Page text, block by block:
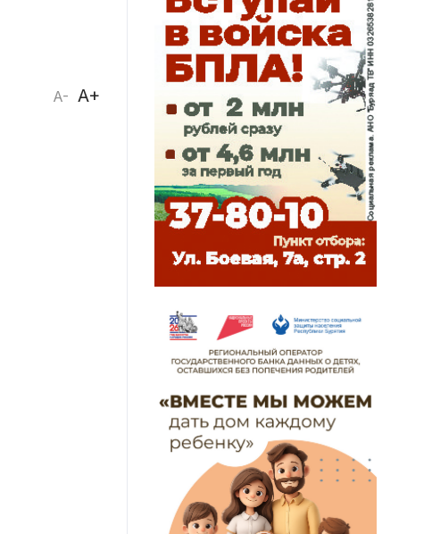
A- A+